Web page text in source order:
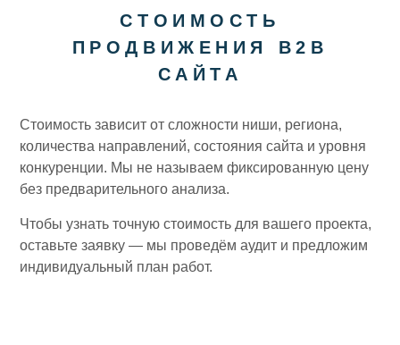
СТОИМОСТЬ
ПРОДВИЖЕНИЯ B2B
САЙТА
Стоимость зависит от сложности ниши, региона,
количества направлений, состояния сайта и уровня
конкуренции. Мы не называем фиксированную цену
без предварительного анализа.
Чтобы узнать точную стоимость для вашего проекта,
оставьте заявку — мы проведём аудит и предложим
индивидуальный план работ.